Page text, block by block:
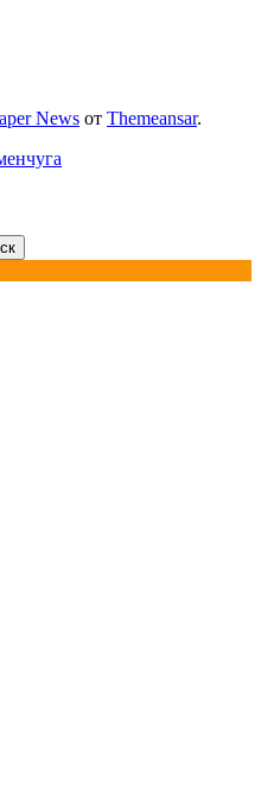
News от Themeansar.